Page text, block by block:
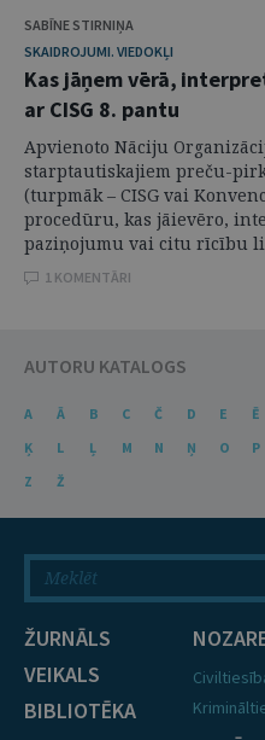
SABĪNE STIRNIŅA
SKAIDROJUMI. VIEDOKĻI
Kas jāņem vērā,
ar CISG 8. pantu
Apvienoto Nāciju
starptautiskajiem preču-
(turpmāk – CISG vai
procedūru, kas jāievēro,
paziņojumu vai citu rīcību
1 KOMENTĀRI
AUTORU KATALOGS
A Ā B C Č D E Ē
Ķ
L Ļ M N Ņ O P
Z
Ž
ŽURNĀLS
VEIKALS
BIBLIOTĒKA